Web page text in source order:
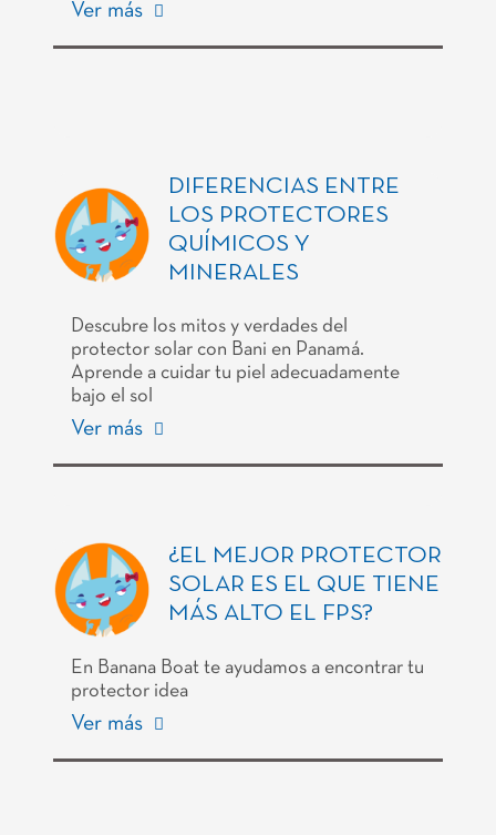
Ver más
DIFERENCIAS ENTRE
LOS PROTECTORES
QUÍMICOS Y
MINERALES
Descubre los mitos y verdades del
protector solar con Bani en Panamá.
Aprende a cuidar tu piel adecuadamente
bajo el sol
Ver más
¿EL MEJOR PROTECTOR
SOLAR ES EL QUE TIENE
MÁS ALTO EL FPS?
En Banana Boat te ayudamos a encontrar tu
protector idea
Ver más